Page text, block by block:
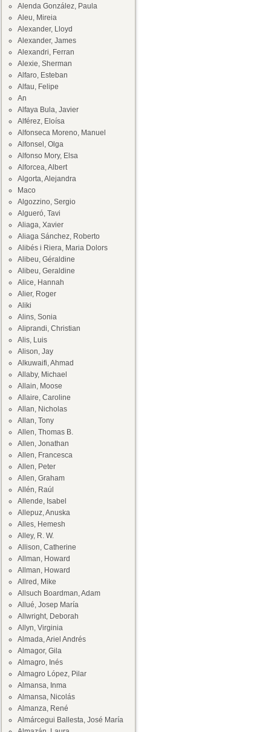
Alenda González, Paula
Aleu, Mireia
Alexander, Lloyd
Alexander, James
Alexandri, Ferran
Alexie, Sherman
Alfaro, Esteban
Alfau, Felipe
An
Alfaya Bula, Javier
Alférez, Eloísa
Alfonseca Moreno, Manuel
Alfonsel, Olga
Alfonso Mory, Elsa
Alforcea, Albert
Algorta, Alejandra
Maco
Algozzino, Sergio
Algueró, Tavi
Aliaga, Xavier
Aliaga Sánchez, Roberto
Alibés i Riera, Maria Dolors
Alibeu, Géraldine
Alibeu, Geraldine
Alice, Hannah
Alier, Roger
Aliki
Alins, Sonia
Aliprandi, Christian
Alis, Luis
Alison, Jay
Alkuwaifi, Ahmad
Allaby, Michael
Allain, Moose
Allaire, Caroline
Allan, Nicholas
Allan, Tony
Allen, Thomas B.
Allen, Jonathan
Allen, Francesca
Allen, Peter
Allen, Graham
Allén, Raúl
Allende, Isabel
Allepuz, Anuska
Alles, Hemesh
Alley, R. W.
Allison, Catherine
Allman, Howard
Allman, Howard
Allred, Mike
Allsuch Boardman, Adam
Allué, Josep María
Allwright, Deborah
Allyn, Virginia
Almada, Ariel Andrés
Almagor, Gila
Almagro, Inés
Almagro López, Pilar
Almansa, Inma
Almansa, Nicolás
Almanza, René
Almárcegui Ballesta, José María